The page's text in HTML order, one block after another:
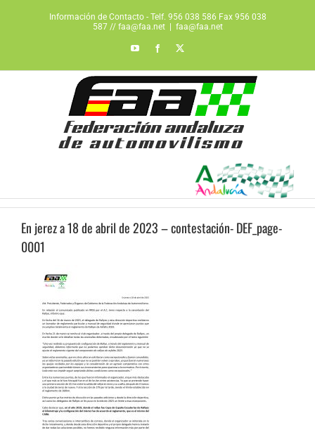
Información de Contacto - Telf. 956 038 586 Fax 956 038
587 // faa@faa.net
faa@faa.net
YouTubeFacebook
En jerez a 18 de abril de 2023 – contestación- DEF_page-
0001